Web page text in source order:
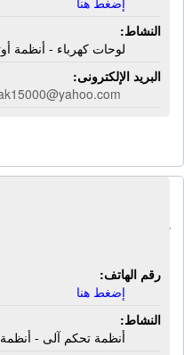
النشاط:
لوحات كهرباء - أنظمة
البريد الإلكترونى:
رقم الهاتف:
إضغط هنا
النشاط:
أنظمة تحكم آلى -